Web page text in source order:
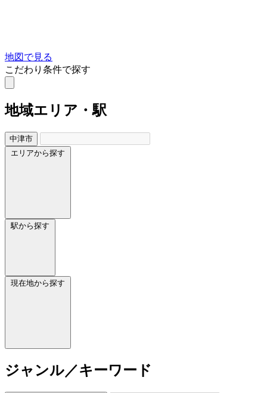
地図で見る
こだわり条件で探す
地域エリア・駅
中津市
エリアから探す
駅から探す
現在地から探す
ジャンル／キーワード